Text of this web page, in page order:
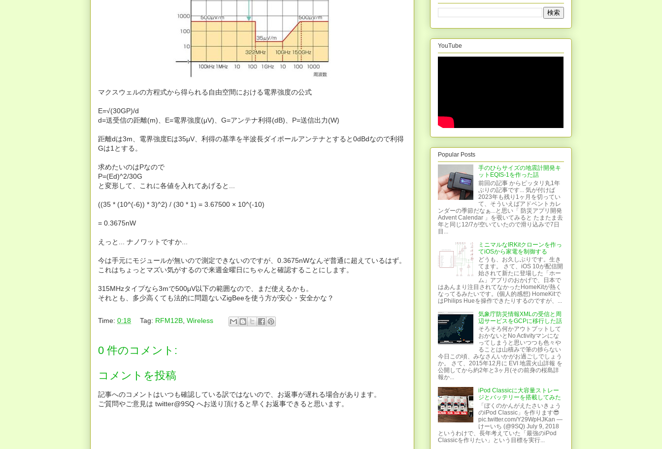
マクスウェルの方程式から得られる自由空間における電界強度の公式
E=√(30GP)/d
d=送受信の距離(m)、E=電界強度(μV)、G=アンテナ利得(dB)、P=送信出力(W)
距離dは3m、電界強度Eは35μV、利得の基準を半波長ダイポールアンテナとすると0dBdなので利得
Gは1とする。
求めたいのはPなので
P=(Ed)^2/30G
と変形して、これに各値を入れてあげると...
((35 * (10^(-6)) * 3)^2) / (30 * 1) = 3.67500 × 10^(-10)
= 0.3675nW
えっと... ナノワットですか...
今は手元にモジュールが無いので測定できないのですが、0.3675nWなんぞ普通に超えているはず。
これはちょっとマズい気がするので来週金曜日にちゃんと確認することにします。
315MHzタイプなら3mで500μV以下の範囲なので、まだ使えるかも。
それとも、多少高くても法的に問題ないZigBeeを使う方が安心・安全かな？
Time: 0:18 Tag: RFM12B Wireless
0 件のコメント:
コメントを投稿
記事へのコメントはいつも確認している訳ではないので、お返事が遅れる場合があります。
ご質問やご意見は twitter@9SQ へお送り頂けると早くお返事できると思います。
YouTube
Popular Posts
手のひらサイズの地震計開発キ
ットEQIS-1を作った話
前回の記事 からピッタリ丸1年
ぶりの記事です... 気が付けば
2023年も残り1ヶ月を切ってい
て、そういえばアドベントカレ
ンダーの季節だなぁ...と思い「 防災アプリ開発
Advent Calendar 」を覗いてみると たまたま去
年と同じ12/7が空いていたので滑り込みで7日
目...
ミニマルなIRKitクローンを作っ
てiOSから家電を制御する
どうも、お久しぶりです。生き
てます。 さて、iOS 10が配信開
始されて新たに登場した「ホー
ム」アプリのおかげで、日本で
はあんまり注目されてなかったHomeKitが熱く
なってるみたいです。(個人的感想) HomeKitで
はPhilips Hueを操作できたりするのですが、...
気象庁防災情報XMLの受信と周
辺サービスをGCPに移行した話
そろそろ何かアウトプットして
おかないとNo Activityマンにな
ってしまうと思いつつも色々や
ることは山積みで筆の捗らない
今日この頃、みなさんいかがお過ごしでしょう
か。 さて、2015年12月に EVI 地震火山詳報 を
公開してから約2年と3ヶ月(その前身の桜島詳
報か...
iPod Classicに大容量ストレー
ジとバッテリーを搭載してみた
「ぼくのかんがえたさいきょう
のiPod Classic」を作ります😎
pic.twitter.com/Y29WpHJKan —
けーいち (@9SQ) July 9, 2018
というわけで、長年考えていた「最強のiPod
Classicを作りたい」という目標を実行...